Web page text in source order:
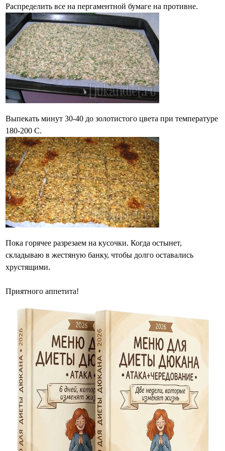
Распределить все на пергаментной бумаге на противне.
Выпекать минут 30-40 до золотистого цвета при температуре
180-200 С.
Пока горячее разрезаем на кусочки. Когда остынет,
складываю в жестяную банку, чтобы долго оставались
хрустящими.
Приятного аппетита!